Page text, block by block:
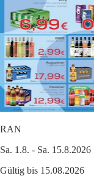
RAN
Sa. 1.8. - Sa. 15.8.2026
Gültig bis 15.08.2026